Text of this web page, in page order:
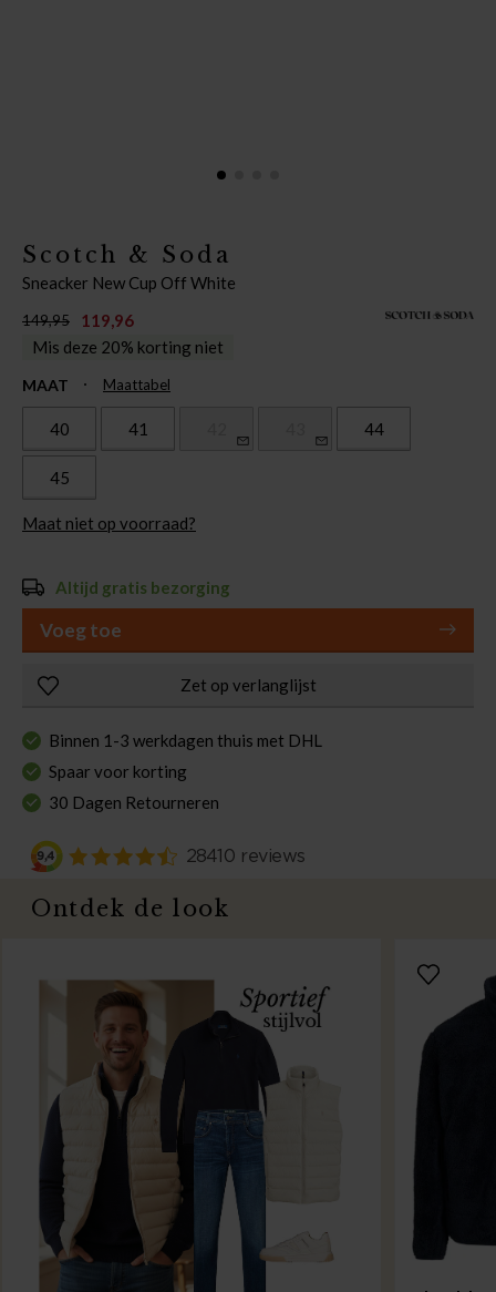
Scotch & Soda
Sneacker New Cup Off White
149,95
119,96
Mis deze 20% korting niet
MAAT Maattabel
40 41 44
45
Maat niet op voorraad?
Altijd gratis bezorging
Voeg toe
Zet op verlanglijst
Binnen 1-3 werkdagen thuis met DHL
Spaar voor korting
30 Dagen Retourneren
Ontdek de look